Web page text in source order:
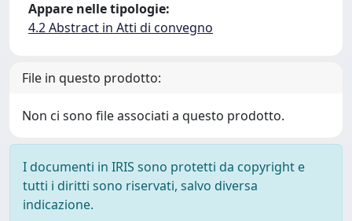
Appare nelle tipologie:
4.2 Abstract in Atti di convegno
File in questo prodotto:
Non ci sono file associati a questo prodotto.
I documenti in IRIS sono protetti da copyright e
tutti i diritti sono riservati, salvo diversa
indicazione.